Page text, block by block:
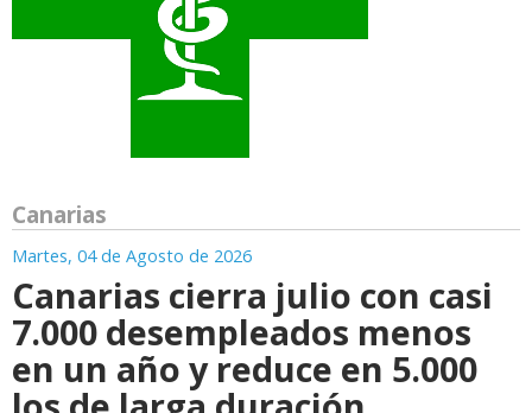
Canarias
Martes, 04 de Agosto de 2026
Canarias cierra julio con casi
7.000 desempleados menos
en un año y reduce en 5.000